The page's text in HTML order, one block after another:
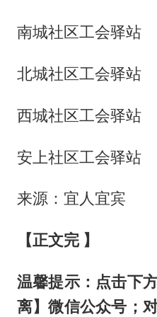
南城社区工会驿站
北城社区工会驿站
西城社区工会驿站
安上社区工会驿站
来源：宜人宜宾
【正文完 】
温馨提示：点击下
离】微信公众号；